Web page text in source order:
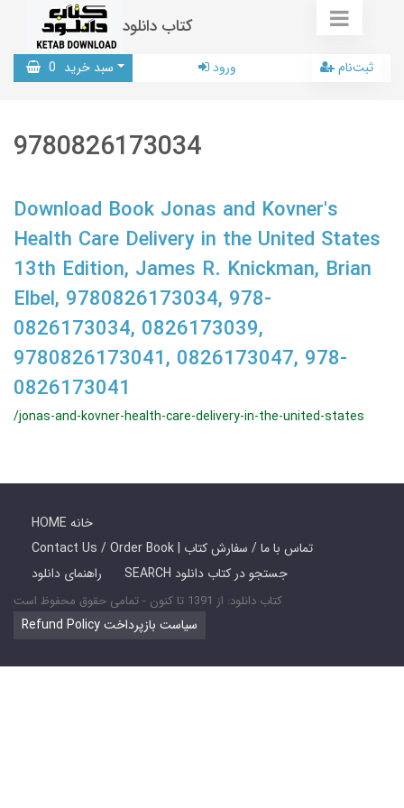
کتاب دانلود
سبد خرید 0 ورود ثبت‌نام
9780826173034
Download Book Jonas and Kovner's
Health Care Delivery in the United States
13th Edition, James R. Knickman, Brian
Elbel, 9780826173034, 978-
0826173034, 0826173039,
9780826173041, 0826173047, 978-
0826173041
/jonas-and-kovner-health-care-delivery-in-the-united-states
HOME خانه
Contact Us / Order Book | تماس با ما / سفارش کتاب
راهنمای دانلود
SEARCH جستجو در کتاب دانلود
کتاب دانلود: از 1391 تا کنون - تمامی حقوق محفوظ است
Refund Policy سیاست بازپرداخت